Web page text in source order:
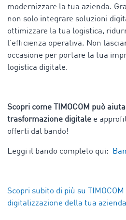
modernizzare la tua azienda.
non solo integrare soluzioni
ottimizzare la tua logistica,
l'efficienza operativa. Non
occasione per portare la tua
logistica digitale.
Scopri come TIMOCOM può
trasformazione digitale e
offerti dal bando!
Leggi il bando completo qui:
Scopri subito di più su
digitalizzazione della tua azienda